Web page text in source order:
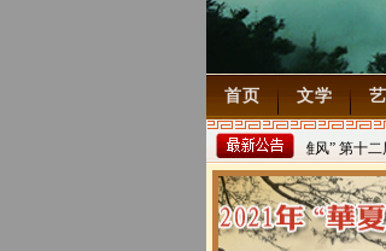
首页 文学
2022年“华夏雄风” 第十二
2021/8/15